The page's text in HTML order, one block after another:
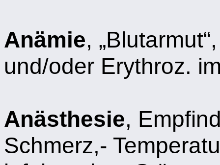
Anämie,
und/oder Erythroz.
Anästhesie,
Schmerz,-